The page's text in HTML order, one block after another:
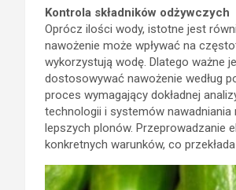
Kontrola składników odżywczych
Oprócz ilości wody, istotne jest
nawożenie może wpływać na
wykorzystują wodę. Dlatego ważne
dostosowywać nawożenie według
proces wymagający dokładnej
technologii i systemów
lepszych plonów.
konkretnych warunków, co